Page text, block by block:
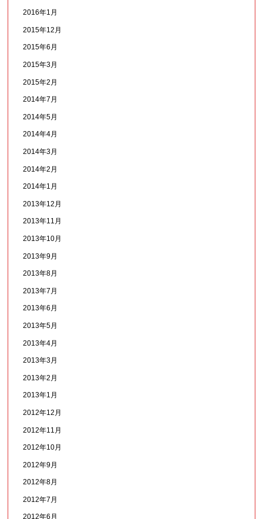
2016年1月
2015年12月
2015年6月
2015年3月
2015年2月
2014年7月
2014年5月
2014年4月
2014年3月
2014年2月
2014年1月
2013年12月
2013年11月
2013年10月
2013年9月
2013年8月
2013年7月
2013年6月
2013年5月
2013年4月
2013年3月
2013年2月
2013年1月
2012年12月
2012年11月
2012年10月
2012年9月
2012年8月
2012年7月
2012年6月